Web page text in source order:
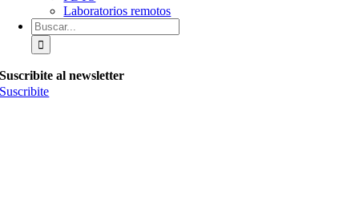
Laboratorios remotos
Buscar:
Suscribite al newsletter
Suscribite